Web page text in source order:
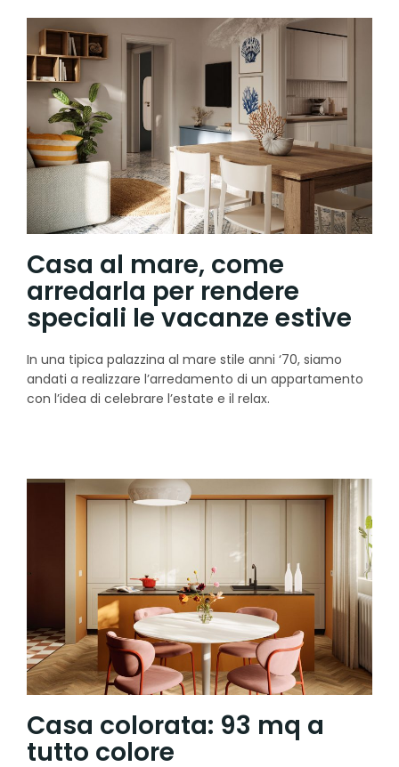
Casa al mare, come
arredarla per rendere
speciali le vacanze estive
In una tipica palazzina al mare stile anni ‘70, siamo
andati a realizzare l’arredamento di un appartamento
con l’idea di celebrare l’estate e il relax.
Casa colorata: 93 mq a
tutto colore